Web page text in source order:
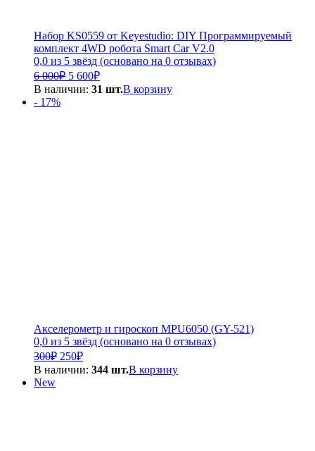
Набор KS0559 от Keyestudio: DIY Программируемый
комплект 4WD робота Smart Car V2.0
0,0 из 5 звёзд (основано на 0 отзывах)
6 000₽ Первоначальная
цена
5 600₽Текущая
цена:
В наличии: 31 шт.В корзину
- 17%
Акселерометр и гироскоп MPU6050 (GY-521)
0,0 из 5 звёзд (основано на 0 отзывах)
300₽ Первоначальная
цена
250₽Текущая
цена:
В наличии: 344 шт.В корзину
New